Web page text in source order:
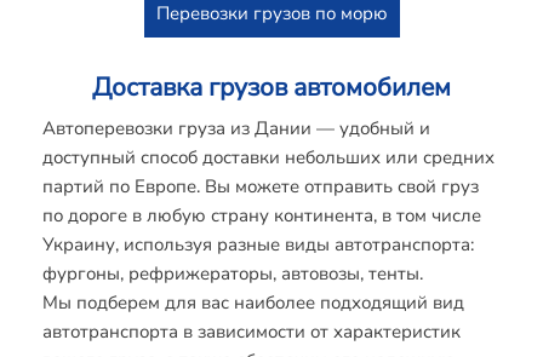
Перевозки грузов по морю
Доставка грузов автомобилем
Автоперевозки груза из Дании — удобный и
доступный способ доставки небольших или средних
партий по Европе. Вы можете отправить свой груз
по дороге в любую страну континента, в том числе
Украину, используя разные виды автотранспорта:
фургоны, рефрижераторы, автовозы, тенты.
Мы подберем для вас наиболее подходящий вид
автотранспорта в зависимости от характеристик